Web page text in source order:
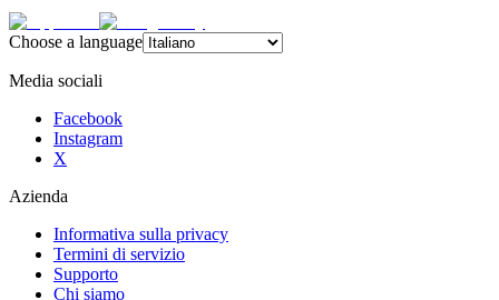
Choose a language
Media sociali
Facebook
Instagram
X
Azienda
Informativa sulla privacy
Termini di servizio
Supporto
Chi siamo